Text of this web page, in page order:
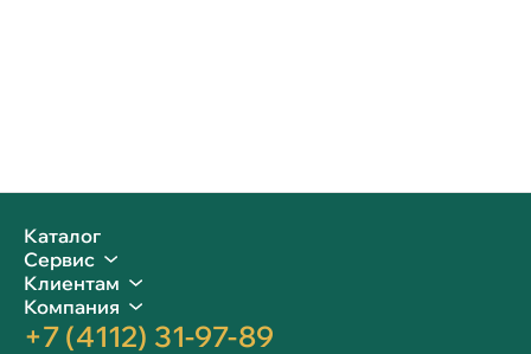
Каталог
Сервис
Клиентам
Компания
+7 (4112) 31-97-89